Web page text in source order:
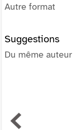
Autre format
Suggestions
Du même auteur